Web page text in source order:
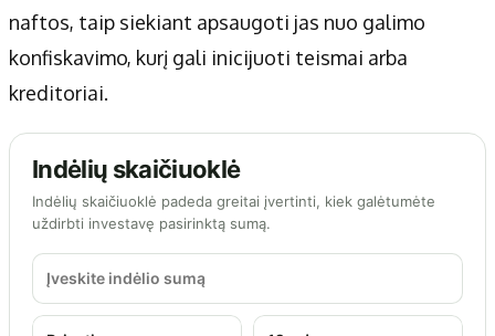
naftos, taip siekiant apsaugoti jas nuo galimo
konfiskavimo, kurį gali inicijuoti teismai arba
kreditoriai.